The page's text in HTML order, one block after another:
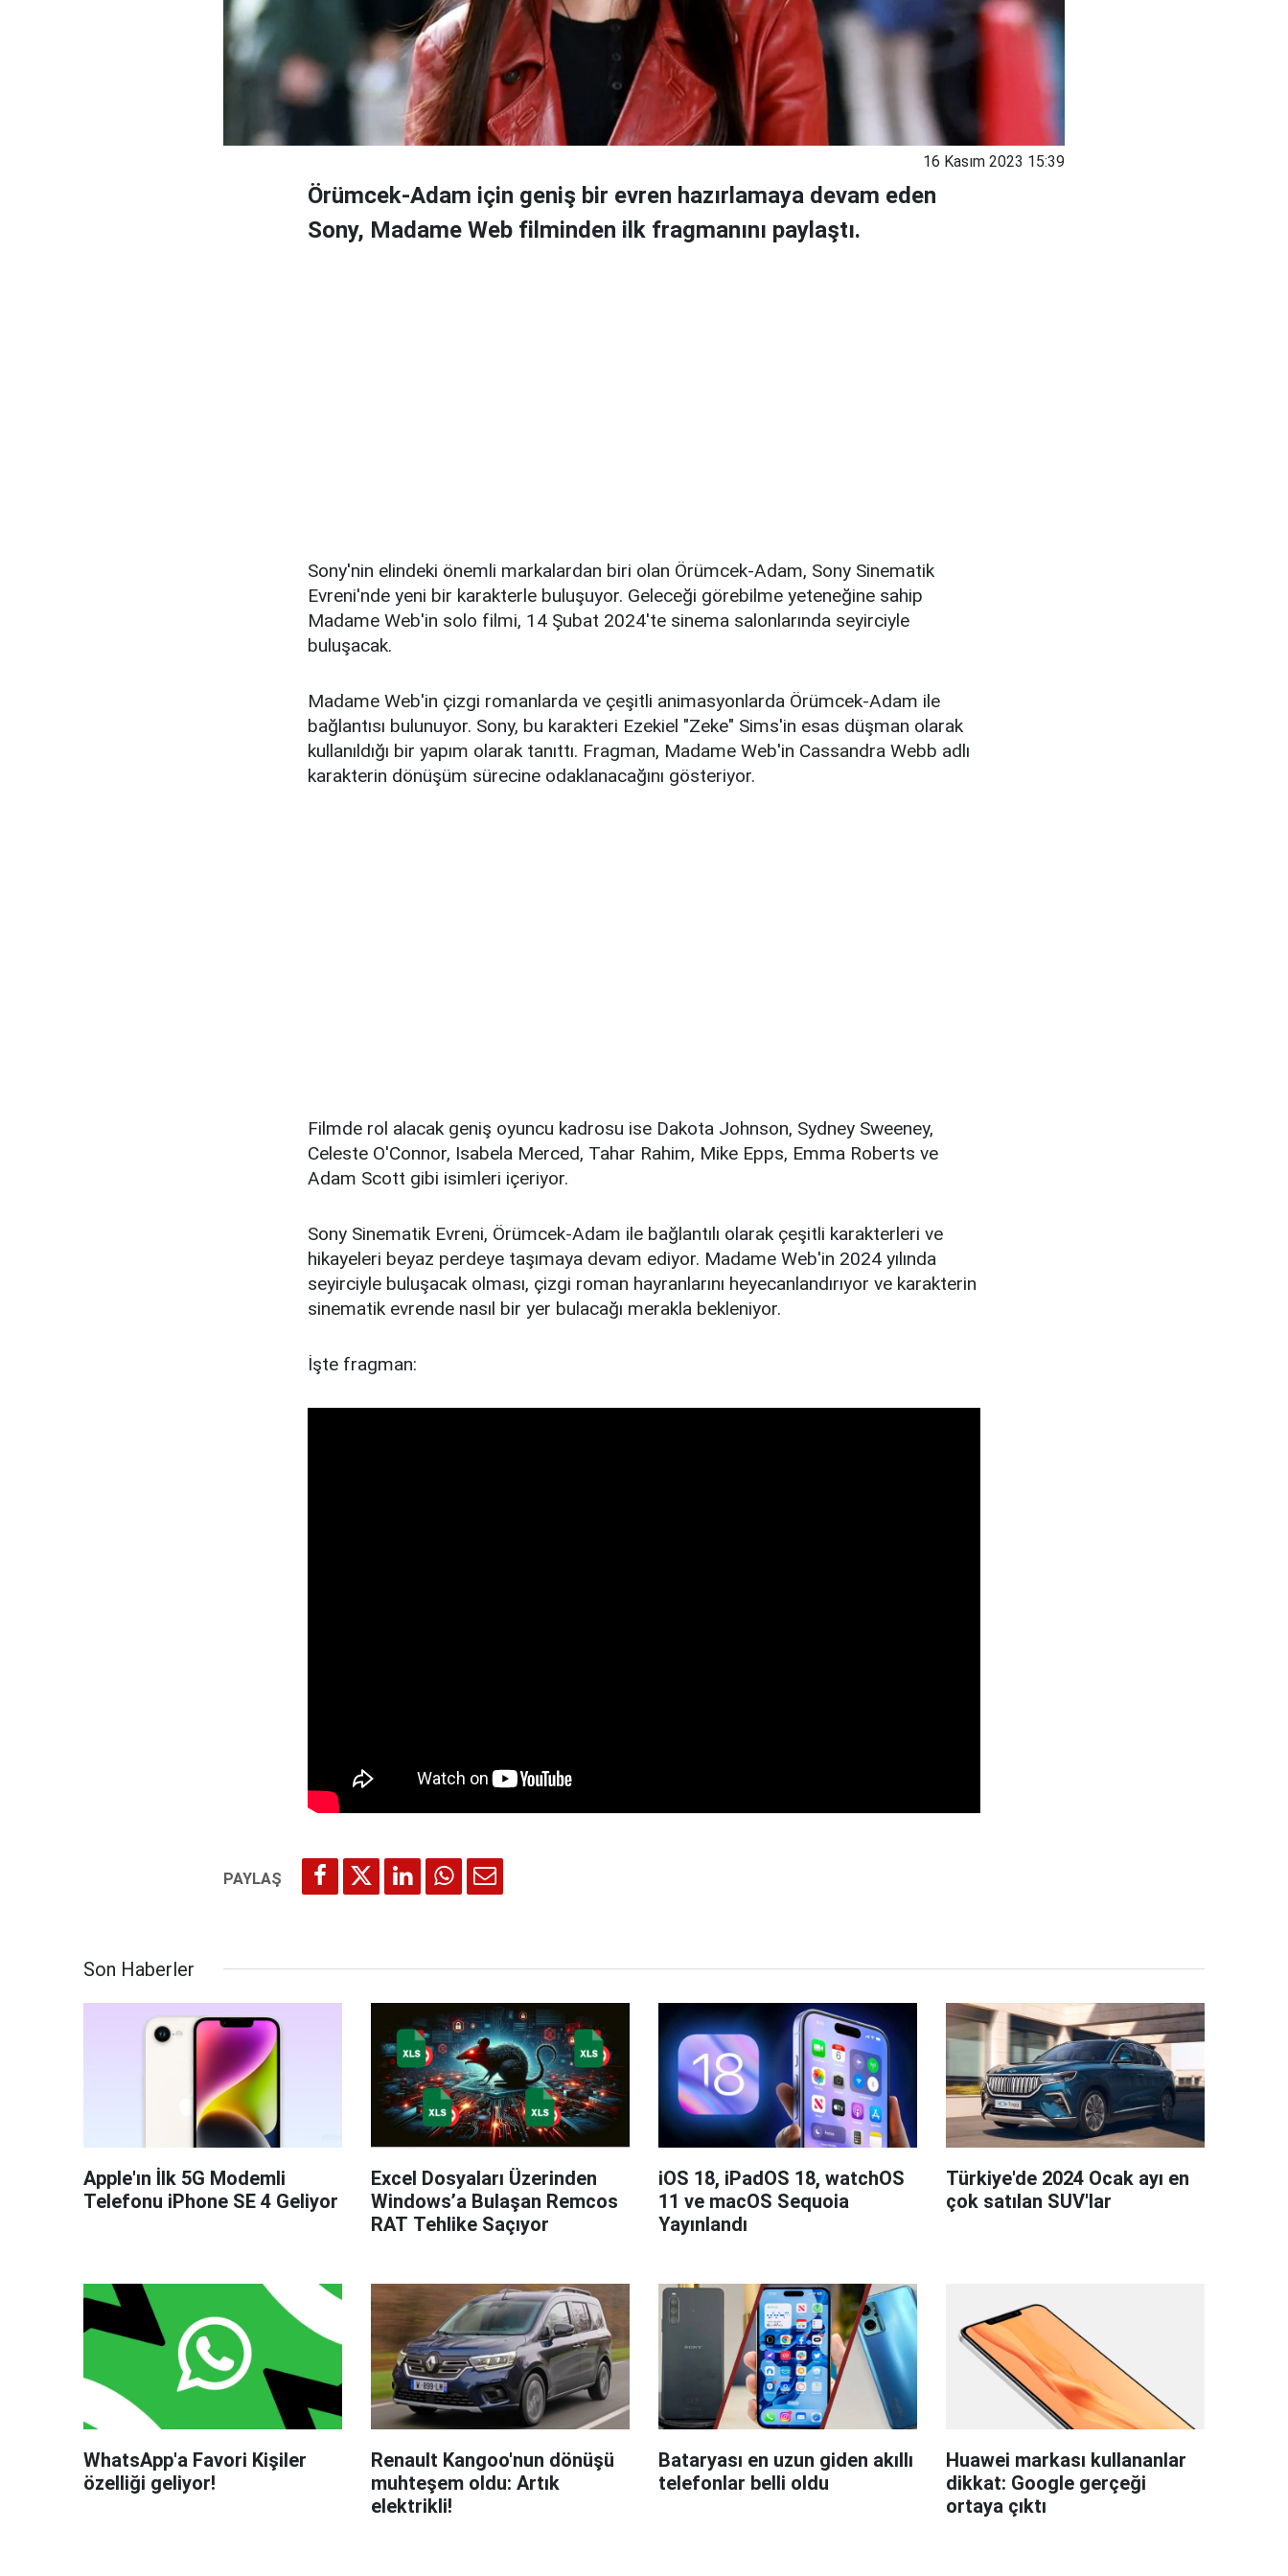
16 Kasım 2023 15:39
Örümcek-Adam için geniş bir evren hazırlamaya devam eden
Sony, Madame Web filminden ilk fragmanını paylaştı.
Sony'nin elindeki önemli markalardan biri olan Örümcek-Adam, Sony Sinematik
Evreni'nde yeni bir karakterle buluşuyor. Geleceği görebilme yeteneğine sahip
Madame Web'in solo filmi, 14 Şubat 2024'te sinema salonlarında seyirciyle
buluşacak.
Madame Web'in çizgi romanlarda ve çeşitli animasyonlarda Örümcek-Adam ile
bağlantısı bulunuyor. Sony, bu karakteri Ezekiel "Zeke" Sims'in esas düşman olarak
kullanıldığı bir yapım olarak tanıttı. Fragman, Madame Web'in Cassandra Webb adlı
karakterin dönüşüm sürecine odaklanacağını gösteriyor.
Filmde rol alacak geniş oyuncu kadrosu ise Dakota Johnson, Sydney Sweeney,
Celeste O'Connor, Isabela Merced, Tahar Rahim, Mike Epps, Emma Roberts ve
Adam Scott gibi isimleri içeriyor.
Sony Sinematik Evreni, Örümcek-Adam ile bağlantılı olarak çeşitli karakterleri ve
hikayeleri beyaz perdeye taşımaya devam ediyor. Madame Web'in 2024 yılında
seyirciyle buluşacak olması, çizgi roman hayranlarını heyecanlandırıyor ve karakterin
sinematik evrende nasıl bir yer bulacağı merakla bekleniyor.
İşte fragman:
Son Haberler
Apple'ın İlk 5G Modemli
Telefonu iPhone SE 4 Geliyor
Excel Dosyaları Üzerinden
Windows’a Bulaşan Remcos
RAT Tehlike Saçıyor
iOS 18, iPadOS 18, watchOS
11 ve macOS Sequoia
Yayınlandı
Türkiye'de 2024 Ocak ayı en
çok satılan SUV'lar
WhatsApp'a Favori Kişiler
özelliği geliyor!
Renault Kangoo'nun dönüşü
muhteşem oldu: Artık
elektrikli!
Bataryası en uzun giden akıllı
telefonlar belli oldu
Huawei markası kullananlar
dikkat: Google gerçeği
ortaya çıktı